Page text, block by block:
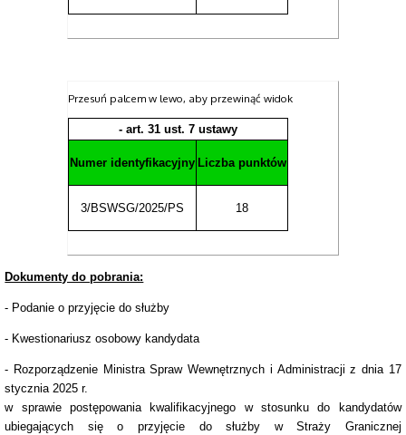
- art. 31 ust. 7 ustawy
Numer identyfikacyjny Liczba punktów
3/BSWSG/2025/PS 18
Dokumenty do pobrania:
- Podanie o przyjęcie do służby
- Kwestionariusz osobowy kandydata
- Rozporządzenie Ministra Spraw Wewnętrznych i Administracji z dnia 17
stycznia 2025 r.
w sprawie postępowania kwalifikacyjnego w stosunku do kandydatów
ubiegających się o przyjęcie do służby w Straży Granicznej